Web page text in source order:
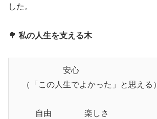
した。
🌳 私の人生を支える木
安心
（「この人生でよかった」と思える）
自由　　　　楽しさ